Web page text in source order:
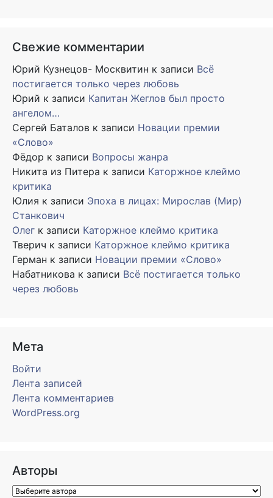
Свежие комментарии
Юрий Кузнецов- Москвитин к записи Всё
постигается только через любовь
Юрий к записи Капитан Жеглов был просто
ангелом…
Сергей Баталов к записи Новации премии
«Слово»
Фёдор к записи Вопросы жанра
Никита из Питера к записи Каторжное клеймо
критика
Юлия к записи Эпоха в лицах: Мирослав (Мир)
Станкович
Олег к записи Каторжное клеймо критика
Тверич к записи Каторжное клеймо критика
Герман к записи Новации премии «Слово»
Набатникова к записи Всё постигается только
через любовь
Мета
Войти
Лента записей
Лента комментариев
WordPress.org
Авторы